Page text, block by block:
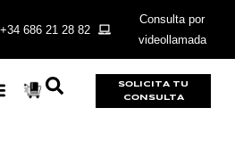
+34 686 21 28 82
Consulta por
videollamada
SOLICITA TU
CONSULTA